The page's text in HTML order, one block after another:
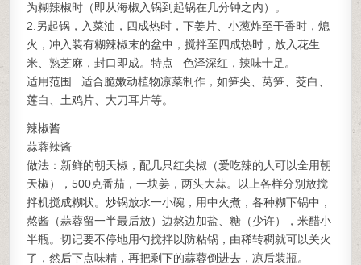
为糊辣椒时（即从海椒入锅到起锅在几分钟之内）。
2.另起锅，入菜油，四成热时，下姜片、小葱炸至干香时，熄
火，冲入装有糊辣椒末的盆中，搅拌至四成热时，放入花生
米、熟芝麻，封口即成。特点 色泽深红，辣味十足。
适用范围 适合脆嫩动植物凉菜制作，如笋尖、莴笋、茭白、
莲白、土鸡片、大刀耳片等。
辣椒酱
蒜蓉辣酱
做法：新鲜的朝天椒，配几只红尖椒（爱吃辣的人可以全用朝
天椒），500克番茄，一块姜，两头大蒜。以上各样分别放搅
拌机搅成糊状。炒锅放水一小碗，用中火煮，各种糊下锅中，
熬酱（蒜蓉留一半最后放）边熬边加盐、糖（少许），米醋小
半瓶。切记要不停地用勺搅拌以防粘锅，由稀转稠就可以关火
了，然后下点味精，再把剩下的蒜蓉倒进去，凉后装瓶。